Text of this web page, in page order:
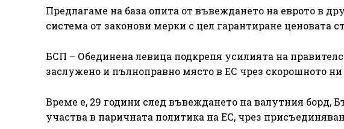
Предлагаме на база опита от въвеждането на еврото в
система от законови мерки с цел гарантиране ценовата
БСП – Обединена левица подкрепя усилията на
заслужено и пълноправно място в ЕС чрез скорошното
Време е, 29 години след въвеждането на валутния борд,
участва в паричната политика на ЕС, чрез